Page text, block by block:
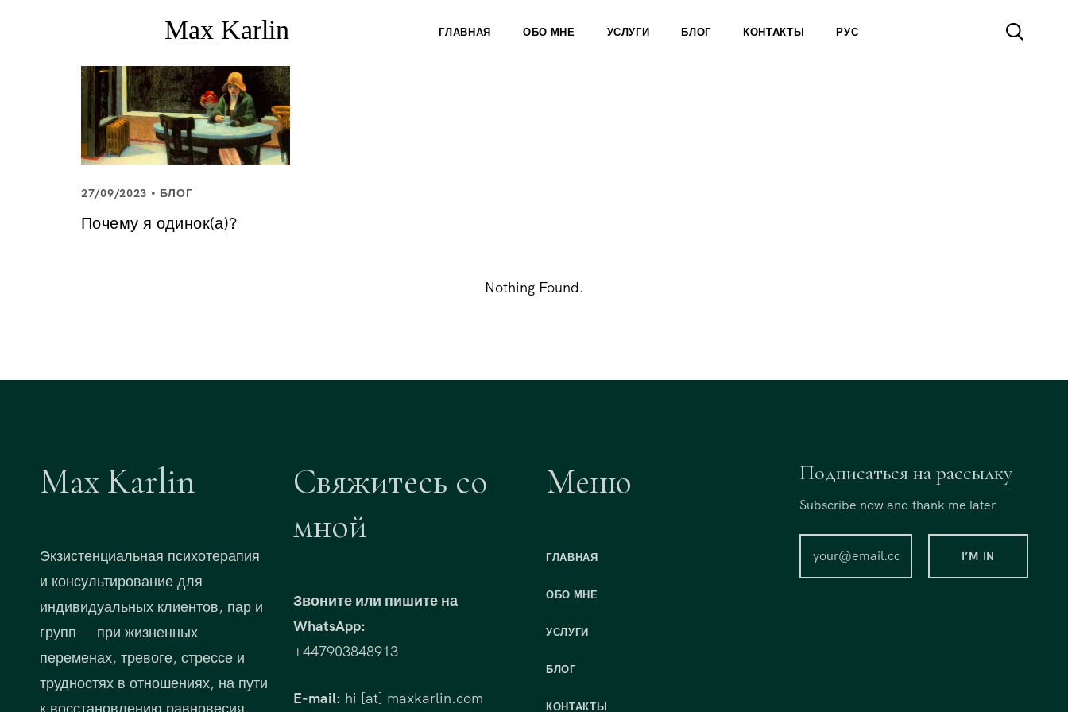
ГЛАВНАЯ ОБО МНЕ УСЛУГИ БЛОГ КОНТАКТЫ РУС
27/09/2023 БЛОГ
Почему я одинок(а)?
Nothing Found.
Max Karlin
Экзистенциальная психотерапия
и консультирование для
индивидуальных клиентов, пар и
групп — при жизненных
переменах, тревоге, стрессе и
трудностях в отношениях, на пути
Свяжитесь со
мной
Звоните или пишите на
WhatsApp:
+447903848913
E-mail: hi [at] maxkarlin.com
Меню
ГЛАВНАЯ
ОБО МНЕ
УСЛУГИ
БЛОГ
КОНТАКТЫ
Подписаться на рассылку
Subscribe now and thank me later